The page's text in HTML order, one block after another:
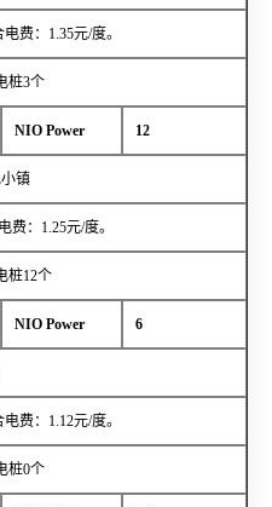
费：1.35元/度。
桩3个
NIO Power 12
镇
费：1.25元/度。
桩12个
NIO Power 6
费：1.12元/度。
桩0个